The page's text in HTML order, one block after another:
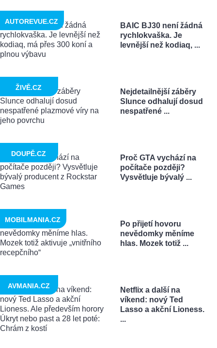
BAIC BJ30 není žádná
rychlokvaška. Je
levnější než kodiaq, ...
AUTOREVUE.CZ
Nejdetailnější záběry
Slunce odhalují dosud
nespatřené ...
ŽIVĚ.CZ
Proč GTA vychází na
počítače později?
Vysvětluje bývalý ...
DOUPĚ.CZ
Po přijetí hovoru
nevědomky měníme
hlas. Mozek totiž ...
MOBILMANIA.CZ
Netflix a další na
víkend: nový Ted
Lasso a akční Lioness.
...
AVMANIA.CZ